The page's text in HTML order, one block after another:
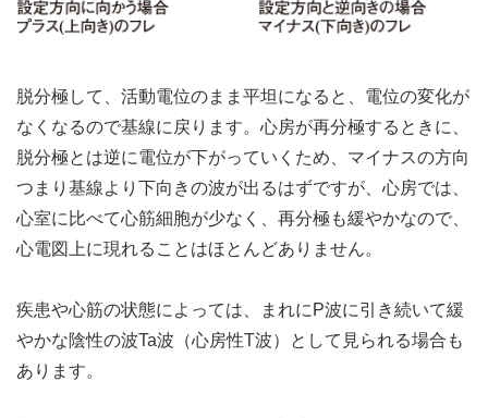
脱分極して、活動電位のまま平坦になると、電位の変化が
なくなるので基線に戻ります。心房が再分極するときに、
脱分極とは逆に電位が下がっていくため、マイナスの方向
つまり基線より下向きの波が出るはずですが、心房では、
心室に比べて心筋細胞が少なく、再分極も緩やかなので、
心電図上に現れることはほとんどありません。
疾患や心筋の状態によっては、まれにP波に引き続いて緩
やかな陰性の波Ta波（心房性T波）として見られる場合も
あります。